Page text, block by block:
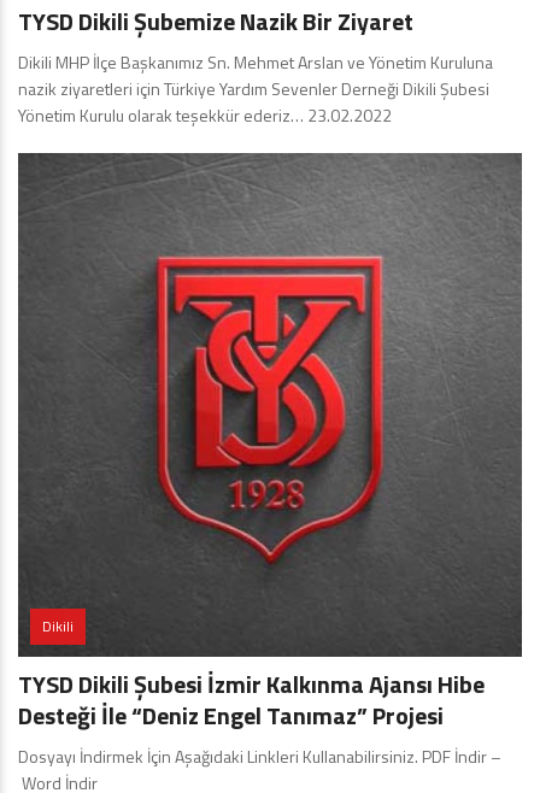
TYSD Dikili Şubemize Nazik Bir Ziyaret
Dikili MHP İlçe Başkanımız Sn. Mehmet Arslan ve Yönetim Kuruluna
nazik ziyaretleri için Türkiye Yardım Sevenler Derneği Dikili Şubesi
Yönetim Kurulu olarak teşekkür ederiz… 23.02.2022
Dikili
TYSD Dikili Şubesi İzmir Kalkınma Ajansı Hibe
Desteği İle “Deniz Engel Tanımaz” Projesi
Dosyayı İndirmek İçin Aşağıdaki Linkleri Kullanabilirsiniz. PDF İndir –
Word İndir